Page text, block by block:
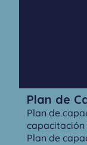
Plan de
Plan de
capacitación
Plan de